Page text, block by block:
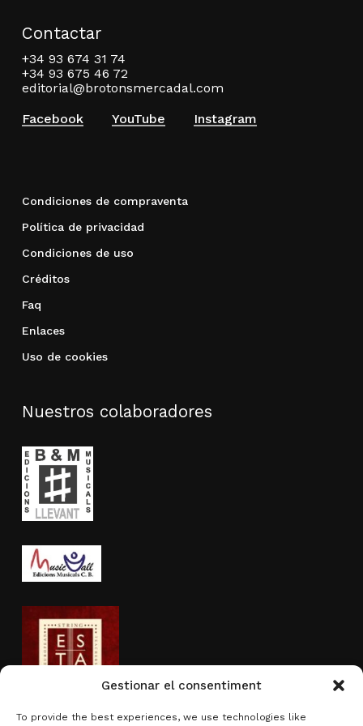
Gestionar el consentiment
To provide the best experiences, we use technologies like
Contactar
+34 93 674 31 74
+34 93 675 46 72
editorial@brotonsmercadal.com
Facebook
YouTube Instagram
Condiciones de compraventa
Política de privacidad
Condiciones de uso
Créditos
Faq
Enlaces
Uso de cookies
Nuestros colaboradores